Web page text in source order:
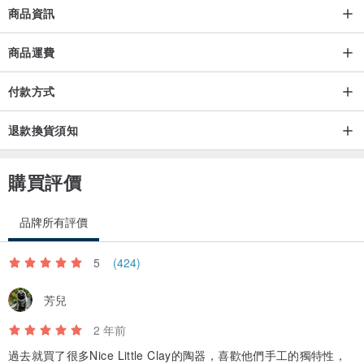
商品資訊
商品運費
付款方式
退款換貨須知
購買評價
品牌所有評價
5 (424)
芳兒
2 年前
過去就買了很多Nice Little Clay的陶器，喜歡他們手工的獨特性，